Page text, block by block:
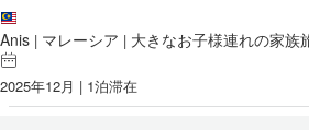
Anis | マレーシア | 大きなお子様連れの家族
2025年12月 | 1泊滞在